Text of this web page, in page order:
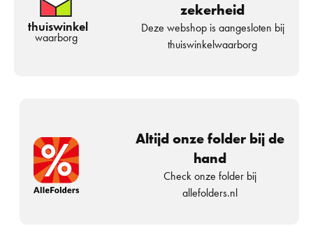
thuiswinkel
waarborg
zekerheid
Deze webshop is aangesloten bij
thuiswinkelwaarborg
Altijd onze folder bij de
hand
Check onze folder bij
allefolders.nl